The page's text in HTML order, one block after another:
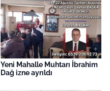
Yeni Mahalle Muhtarı İbrahim
Dağ izne ayrıldı